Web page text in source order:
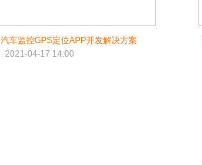
汽车监控GPS定位APP开发解决方案
2021-04-17 14:00